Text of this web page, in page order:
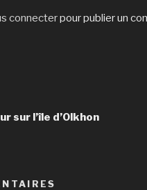
connecterpour publier un
sur l’île d’Olkhon